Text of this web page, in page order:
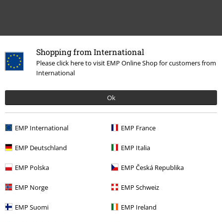
Shopping from International
Please click here to visit EMP Online Shop for customers from
International
Ok
EMP International EMP France
EMP Deutschland EMP Italia
EMP Polska EMP Česká Republika
EMP Norge EMP Schweiz
EMP Suomi EMP Ireland
Naposledy navštívené
€ 64,99